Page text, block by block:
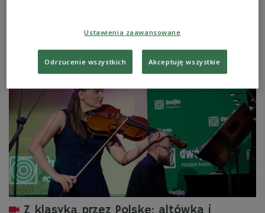
Zobacz więcej na temat:Marta Cienkowska
XIX Międzynarodowy Konkurs Pianistyczny im. Fryderyka
Ustawienia zaawansowane
Odrzucenie wszystkich Akceptuję wszystkie